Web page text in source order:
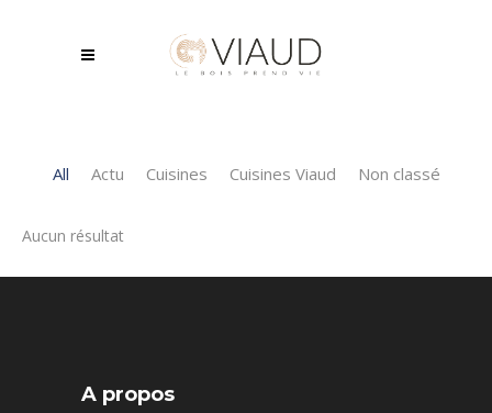
All Actu Cuisines Cuisines Viaud Non classé
Aucun résultat
A propos